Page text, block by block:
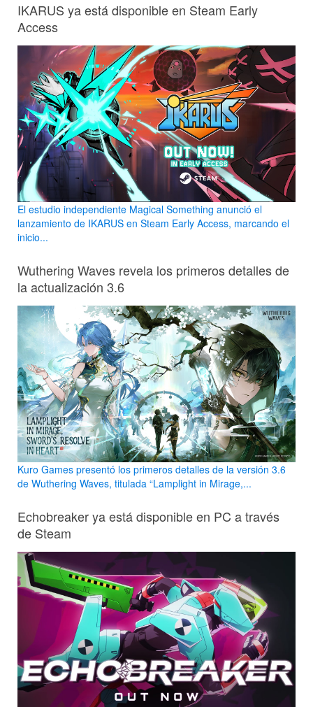
IKARUS ya está disponible en Steam Early
Access
El estudio independiente Magical Something anunció el
lanzamiento de IKARUS en Steam Early Access, marcando el
inicio...
Wuthering Waves revela los primeros detalles de
la actualización 3.6
Kuro Games presentó los primeros detalles de la versión 3.6
de Wuthering Waves, titulada “Lamplight in Mirage,...
Echobreaker ya está disponible en PC a través
de Steam